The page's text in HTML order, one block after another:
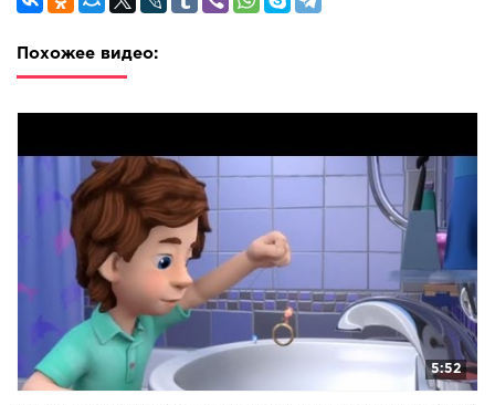
Похожее видео:
5:52